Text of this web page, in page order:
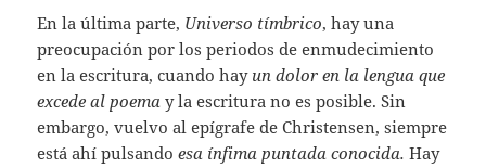
En la última parte, Universo tímbrico, hay una
preocupación por los periodos de enmudecimiento
en la escritura, cuando hay un dolor en la lengua que
excede al poema y la escritura no es posible. Sin
embargo, vuelvo al epígrafe de Christensen, siempre
está ahí pulsandoesa ínfima puntada conocida.Hay